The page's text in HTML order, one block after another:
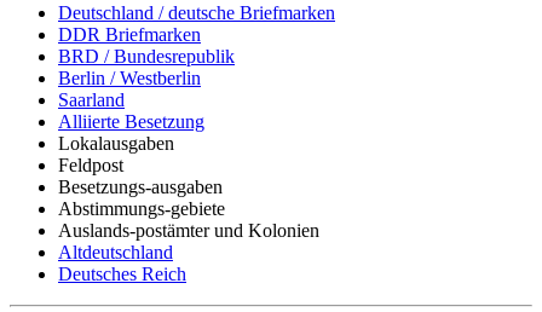
Deutschland / deutsche Briefmarken
DDR Briefmarken
BRD / Bundesrepublik
Berlin / Westberlin
Saarland
Alliierte Besetzung
Lokalausgaben
Feldpost
Besetzungs-ausgaben
Abstimmungs-gebiete
Auslands-postämter und Kolonien
Altdeutschland
Deutsches Reich